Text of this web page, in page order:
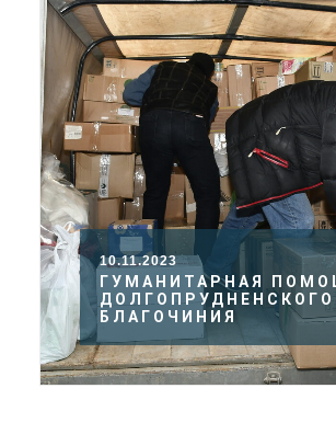
10.11.2023
ГУМАНИТАРНАЯ
ДОЛГОПРУДНЕНСКОГО
БЛАГОЧИНИЯ